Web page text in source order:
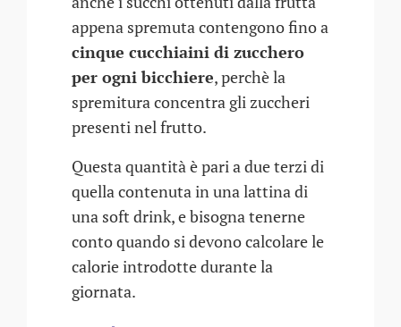
appena spremuta contengono fino a
cinque cucchiaini di zucchero
per ogni bicchiere, perchè la
spremitura concentra gli zuccheri
presenti nel frutto.
Questa quantità è pari a due terzi di
quella contenuta in una lattina di
una soft drink, e bisogna tenerne
conto quando si devono calcolare le
calorie introdotte durante la
giornata.